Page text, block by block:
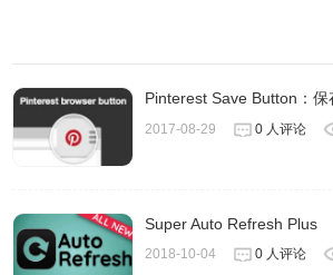
5、提取图片。有时候你想保存一些网上
了没法另存为，很蛋疼吧？二箱可以帮
Pinterest Save Button：保
2017-08-29 0 人评论
Super Auto Refresh Plus
2018-10-04 0 人评论